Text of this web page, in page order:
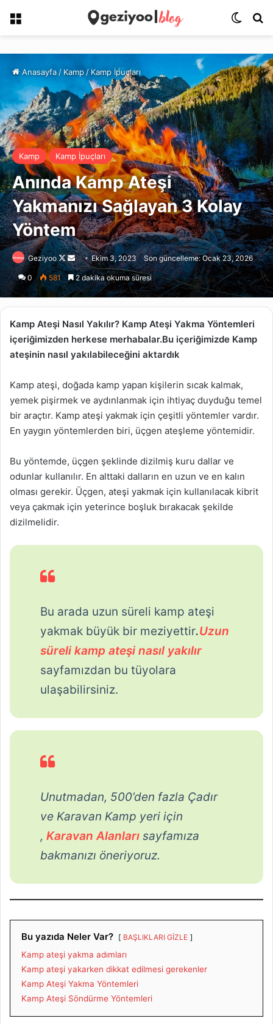
Menü Dış
Anasayfa / Kamp /Kamp İpuçları
Kamp Kamp İpuçları
Anında Kamp Ateşi
Yakmanızı Sağlayan 3 Kolay
Yöntem
Geziyoo
Follow
on
X
Bir
e-
posta
Ekim 3, 2023 Son güncelleme: Ocak 23, 2026
0 581 2 dakika okuma süresi
Kamp Ateşi Nasıl Yakılır? Kamp Ateşi Yakma Yöntemleri
içeriğimizden herkese merhabalar.Bu içeriğimizde Kamp
ateşinin nasıl yakılabileceğini aktardık
Kamp ateşi, doğada kamp yapan kişilerin sıcak kalmak,
yemek pişirmek ve aydınlanmak için ihtiyaç duyduğu temel
bir araçtır. Kamp ateşi yakmak için çeşitli yöntemler vardır.
En yaygın yöntemlerden biri, üçgen ateşleme yöntemidir.
Bu yöntemde, üçgen şeklinde dizilmiş kuru dallar ve
odunlar kullanılır. En alttaki dalların en uzun ve en kalın
olması gerekir. Üçgen, ateşi yakmak için kullanılacak kibrit
veya çakmak için yeterince boşluk bırakacak şekilde
dizilmelidir.
Bu arada uzun süreli kamp ateşi
yakmak büyük bir meziyettir.Uzun
süreli kamp ateşi nasıl yakılır
sayfamızdan bu tüyolara
ulaşabilirsiniz.
Unutmadan, 500’den fazla Çadır
ve Karavan Kamp yeri için
, Karavan Alanları sayfamıza
bakmanızı öneriyoruz.
Bu yazıda Neler Var? BAŞLIKLARI GİZLE
Kamp ateşi yakma adımları
Kamp ateşi yakarken dikkat edilmesi gerekenler
Kamp Ateşi Yakma Yöntemleri
Kamp Ateşi Söndürme Yöntemleri